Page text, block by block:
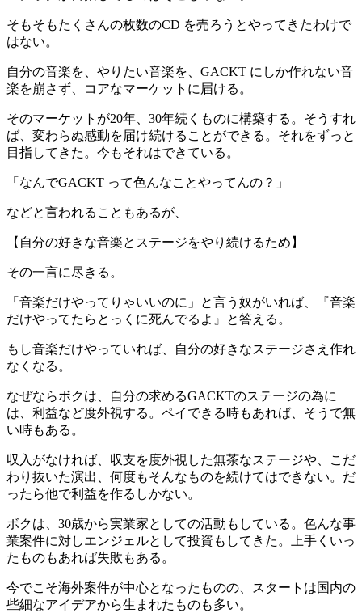
そもそもたくさんの枚数のCD を売ろうとやってきたわけで
はない。
自分の音楽を、やりたい音楽を、GACKT にしか作れない音
楽を崩さず、コアなマーケットに届ける 。
そのマーケットが20年、30年続くものに構築する。そうすれ
ば、変わらぬ感動を届け続けることができる。それをずっと
目指してきた。今もそれはできている。
「 なんでGACKT って色んなことやってんの？ 」
などと言われることもあるが、
【 自分の好きな音楽とステージをやり続けるため 】
その一言に尽きる。
「音楽だけやってりゃいいのに」と言う奴がいれば、『音楽
だけやってたらとっくに死んでるよ 』と答える。
もし音楽だけやっていれば、自分の好きなステージさえ作れ
なくなる。
なぜならボクは、自分の求めるGACKTのステージの為に
は、利益など度外視する。ペイできる時もあれば、そうで無
い時もある。
収入がなければ、収支を度外視した無茶なステージや、こだ
わり抜いた演出、何度もそんなものを続けてはできない。だ
ったら他で利益を作るしかない。
ボクは、 30歳から実業家としての活動もしている 。色んな事
業案件に対しエンジェルとして投資もしてきた。上手くいっ
たものもあれば失敗もある。
今でこそ海外案件が中心となったものの、スタートは国内の
些細なアイデアから生まれたものも多い。